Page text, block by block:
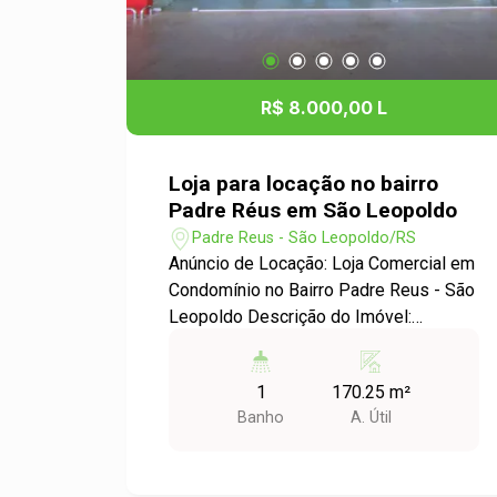
número de clientes potenciais. - A loja
conta com uma vaga de garagem,
facilitando o acesso para você e seus
essa oportunidade de estabelecer seu
cidade. Para mais informações ou
agendar uma visita, entre em contato
conosco. Seu novo espaço comercial
espera por você!
R$ 8.000,00 L
Loja para locação no bairro
Padre Réus em São Leopoldo
Padre Reus - São Leopoldo/RS
Anúncio de Locação: Loja Comercial em
Condomínio no Bairro Padre Reus - São
Leopoldo Descrição do Imóvel:
oportunidade para você que busca um
espaço comercial em uma localização
privilegiada. Disponível para locação,
1
Banho
170.25 m²
A. Útil